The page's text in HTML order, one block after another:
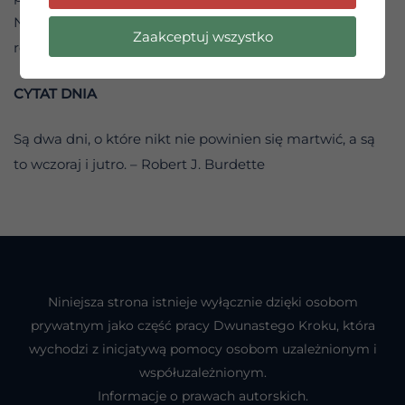
Nie komplikuj spraw ani nie próbuj wszystkiego
rozgryźć. Rozwiązanie jest proste: spójrz w swoje serce.
CYTAT DNIA
Są dwa dni, o które nikt nie powinien się martwić, a są
to wczoraj i jutro. – Robert J. Burdette
Niniejsza strona istnieje wyłącznie dzięki osobom
prywatnym jako część pracy Dwunastego Kroku, która
wychodzi z inicjatywą pomocy osobom uzależnionym i
współuzależnionym.
Informacje o prawach autorskich.
Zaakceptuj wszystko